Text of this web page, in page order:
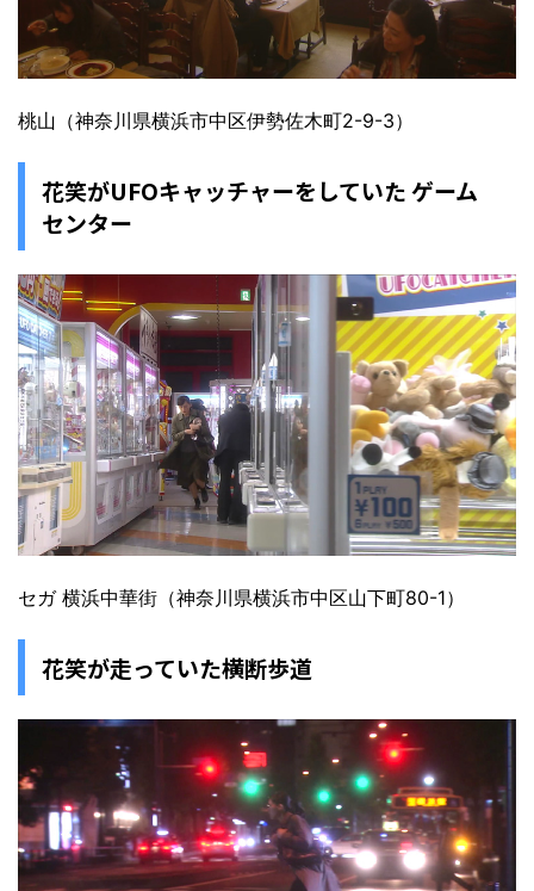
桃山（神奈川県横浜市中区伊勢佐木町2-9-3）
花笑がUFOキャッチャーをしていた ゲーム
センター
セガ 横浜中華街（神奈川県横浜市中区山下町80-1）
花笑が走っていた横断歩道